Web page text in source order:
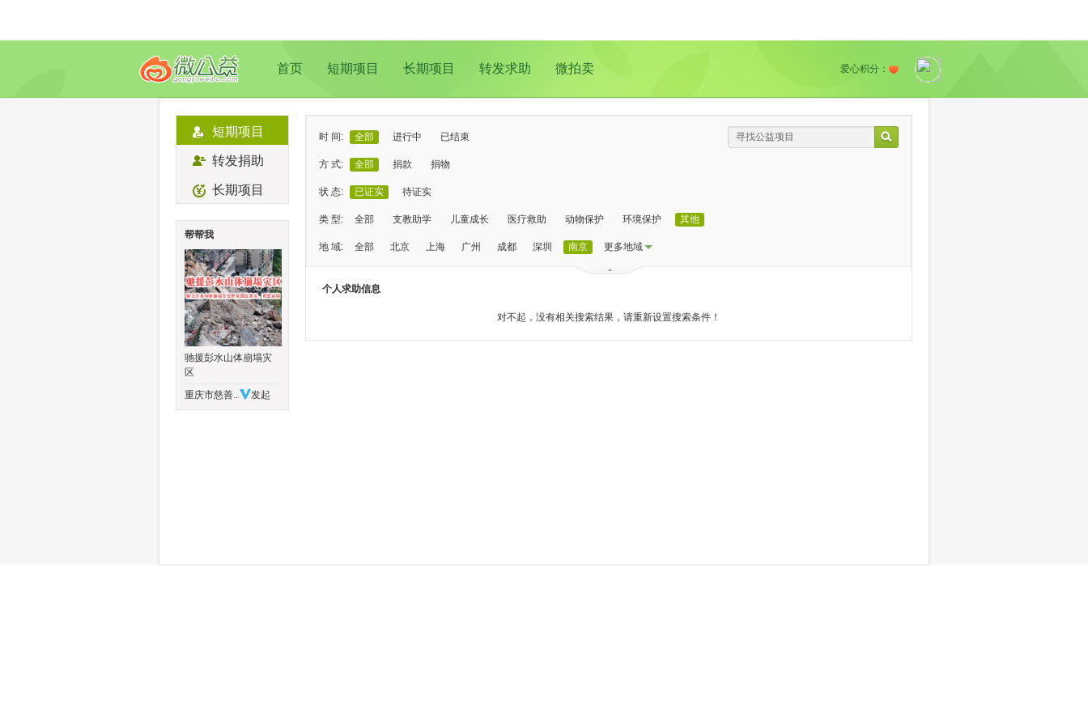
首页 短期项目 长期项目 转发求助 微拍卖 爱心积分：
短期项目
转发捐助
长期项目
帮帮我
驰援彭水山体崩塌灾
区
重庆市慈善..
发起
时 间: 全部 进行中 已结束
方 式: 全部 捐款 捐物
状 态: 已证实 待证实
类 型: 全部 支教助学 儿童成长 医疗救助 动物保护 环境保护 其他
地 域: 全部 北京 上海 广州 成都 深圳 南京 更多地域
个人求助信息
对不起，没有相关搜索结果，请重新设置搜索条件！